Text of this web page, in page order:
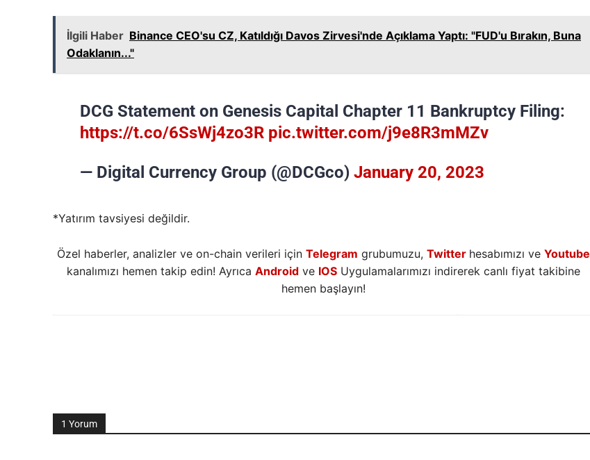
İlgili Haber Binance CEO'su CZ, Katıldığı Davos Zirvesi'nde Açıklama Yaptı: "FUD'u Bırakın, Buna
Odaklanın..."
DCG Statement on Genesis Capital Chapter 11 Bankruptcy Filing:
https://t.co/6SsWj4zo3R pic.twitter.com/j9e8R3mMZv
— Digital Currency Group (@DCGco) January 20, 2023
*Yatırım tavsiyesi değildir.
Özel haberler, analizler ve on-chain verileri için Telegram grubumuzu, Twitter hesabımızı ve Youtube
kanalımızı hemen takip edin! Ayrıca Androidve IOSUygulamalarımızı indirerek canlı fiyat takibine
hemen başlayın!
1 Yorum